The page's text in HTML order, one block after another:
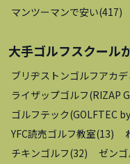
マンツーマンで安い(417)
大手ゴルフスクール
ブリヂストンゴルフアカデ
ライザップゴルフ(RIZAP
ゴルフテック(GOLFTEC
YFC読売ゴルフ教室(13)
チキンゴルフ(32) ゼンゴ